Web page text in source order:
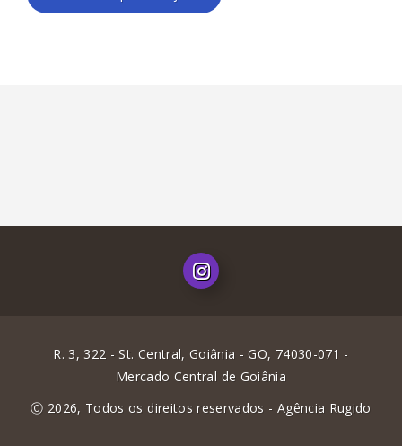
R. 3, 322 - St. Central, Goiânia - GO, 74030-071 -
Mercado Central de Goiânia
Ⓒ 2026, Todos os direitos reservados - Agência Rugido